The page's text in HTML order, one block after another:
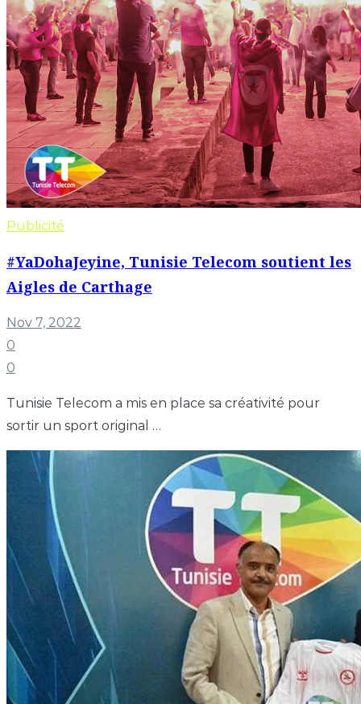
Publicité
#YaDohaJeyine, Tunisie Telecom soutient les
Aigles de Carthage
Nov 7, 2022
0
0
Tunisie Telecom a mis en place sa créativité pour
sortir un sport original …